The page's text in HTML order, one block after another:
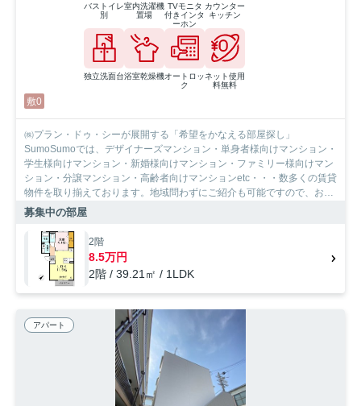
バストイレ
別
室内洗濯機
置場
TVモニタ
付きインタ
ーホン
カウンター
キッチン
独立洗面台浴室乾燥機オートロッ
ク
ネット使用
料無料
敷0
㈱プラン・ドゥ・シーが展開する「希望をかなえる部屋探し」
SumoSumoでは、デザイナーズマンション・単身者様向けマンション・
学生様向けマンション・新婚様向けマンション・ファミリー様向けマン
ション・分譲マンション・高齢者向けマンションetc・・・数多くの賃貸
物件を取り揃えております。地域問わずにご紹介も可能ですので、お気
軽にご相談下さいませ。
募集中の部屋
2階
8.5万円
2階 / 39.21㎡ / 1LDK
アパート